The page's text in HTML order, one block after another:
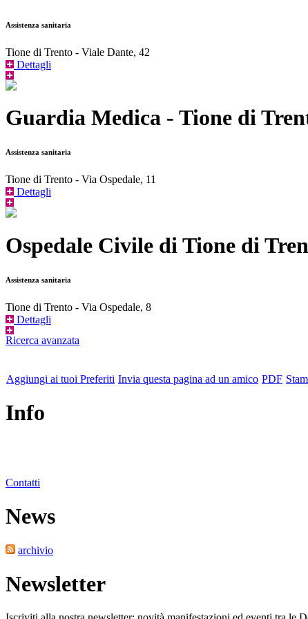
Assistenza sanitaria
Tione di Trento - Viale Dante, 42
Dettagli
Guardia Medica - Tione di
Assistenza sanitaria
Tione di Trento - Via Ospedale, 11
Dettagli
Ospedale Civile di Tione di
Assistenza sanitaria
Tione di Trento - Via Ospedale, 8
Dettagli
Ricerca avanzata
Aggiungi ai tuoi Preferiti Invia questa pagina ad un amico PDF
Info
Contatti
News
archivio
Newsletter